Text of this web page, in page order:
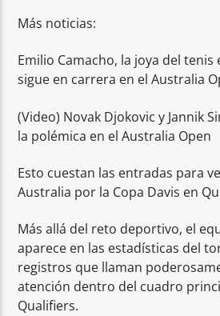
Más noticias:
Emilio Camacho, la joya del
sigue en carrera en el Australia
(Video) Novak Djokovic y Jannik
la polémica en el Australia Open
Esto cuestan las entradas para
Australia por la Copa Davis en
Más allá del reto deportivo, el
aparece en las estadísticas del
registros que llaman
atención dentro del cuadro
Qualifiers.